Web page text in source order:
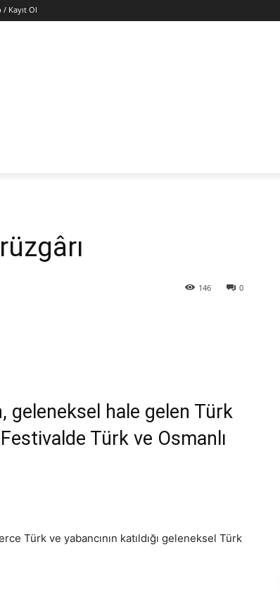
/ Kayıt Ol
0
146
geleneksel hale gelen Türk
Türk ve Osmanlı
Türk ve yabancının katıldığı geleneksel Türk